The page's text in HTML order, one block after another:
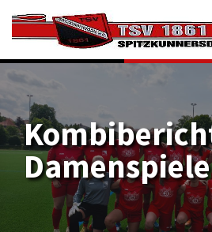
Zum
Inhalt
springen
Damenspiele